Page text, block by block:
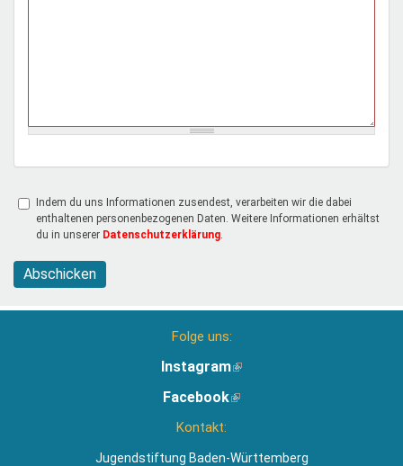
Indem du uns Informationen zusendest, verarbeiten wir die dabei
enthaltenen personenbezogenen Daten. Weitere Informationen erhältst
du in unserer Datenschutzerklärung
Abschicken
Folge uns:
Instagram(Link
extern)
Facebook(Link
Kontakt:
Jugendstiftung Baden-Württemberg